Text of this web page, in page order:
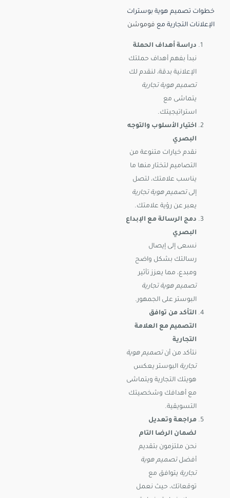
خطوات تصميم هوية بوسترات
الإعلانات التجارية مع فوموشن
دراسة أهداف الحملة
نبدأ بفهم أهداف حملتك
الإعلانية بدقة، لنقدم لك
تصميم هوية تجارية
يتماشى مع
استراتيجيتك.
اختيار الأسلوب والتوجه
البصري
نقدم خيارات متنوعة من
التصاميم لتختار منها ما
يناسب علامتك، لتصل
إلىتصميم هوية تجارية
يعبر عن رؤية علامتك.
دمج الرسالة مع الإبداع
البصري
نسعى إلى إيصال
رسالتك بشكل واضح
ومبدع، مما يعزز تأثير
تصميم هوية تجارية
البوستر على الجمهور.
التأكد من توافق
التصميم مع العلامة
التجارية
نتأكد من أنتصميم هوية
تجارية البوستر يعكس
هويتك التجارية ويتماشى
مع أهدافك وشخصيتك
التسويقية.
مراجعة وتعديل
لضمان الرضا التام
نحن ملتزمون بتقديم
أفضلتصميم هوية
تجارية يتوافق مع
توقعاتك، حيث نعمل